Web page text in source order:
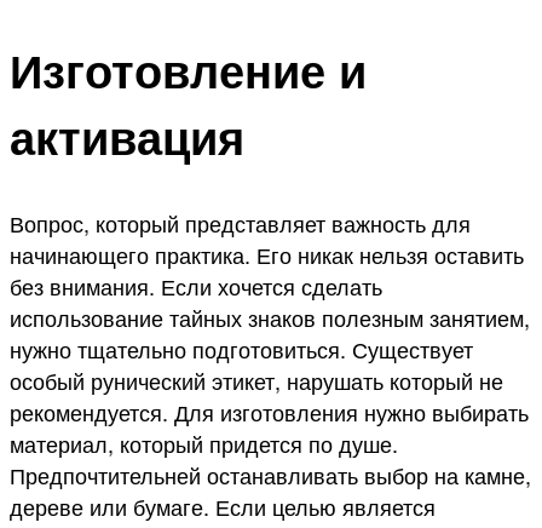
Изготовление и
активация
Вопрос, который представляет важность для
начинающего практика. Его никак нельзя оставить
без внимания. Если хочется сделать
использование тайных знаков полезным занятием,
нужно тщательно подготовиться. Существует
особый рунический этикет, нарушать который не
рекомендуется. Для изготовления нужно выбирать
материал, который придется по душе.
Предпочтительней останавливать выбор на камне,
дереве или бумаге. Если целью является